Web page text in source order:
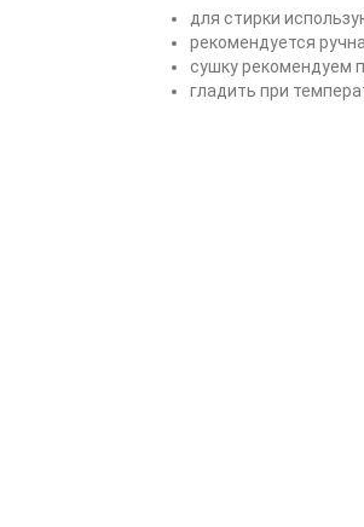
для стирки
рекомендуется
сушку рекомендуем
гладить при